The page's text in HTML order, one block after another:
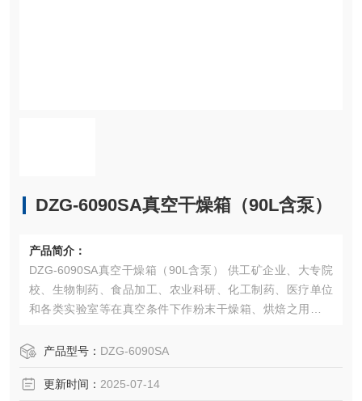
DZG-6090SA真空干燥箱（90L含泵）
产品简介：
DZG-6090SA真空干燥箱（90L含泵） 供工矿企业、大专院
校、生物制药、食品加工、农业科研、化工制药、医疗单位
和各类实验室等在真空条件下作粉末干燥箱、烘焙之用。特
燥箱。产品型号： DZG-6090SA
更新时间： 2025-07-14